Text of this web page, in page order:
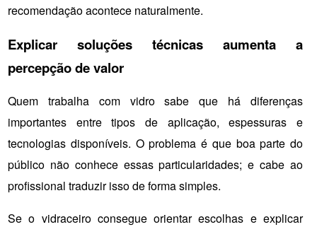
recomendação acontece naturalmente.
Explicar soluções técnicas aumenta a
percepção de valor
Quem trabalha com vidro sabe que há diferenças
importantes entre tipos de aplicação, espessuras e
tecnologias disponíveis. O problema é que boa parte do
público não conhece essas particularidades; e cabe ao
profissional traduzir isso de forma simples.
Se o vidraceiro consegue orientar escolhas e explicar